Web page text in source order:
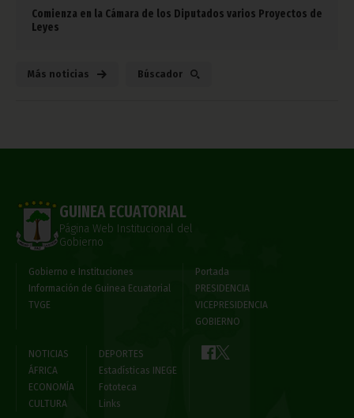
Comienza en la Cámara de los Diputados varios Proyectos de
Leyes
Más noticias Búscador
GUINEA ECUATORIAL
Página Web Institucional del
Gobierno
Gobierno e Instituciones
Información de Guinea Ecuatorial
TVGE
Portada
PRESIDENCIA
VICEPRESIDENCIA
GOBIERNO
NOTICIAS
ÁFRICA
ECONOMÍA
CULTURA
DEPORTES
Estadísticas INEGE
Fototeca
Links